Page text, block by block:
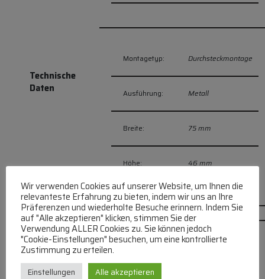
Technische
Daten
Montagetyp: Durchsteckmontage
Ausführung: Metall
Breite: 75 mm
Höhe: 46 mm
Wir verwenden Cookies auf unserer Website, um Ihnen die
relevanteste Erfahrung zu bieten, indem wir uns an Ihre
Präferenzen und wiederholte Besuche erinnern. Indem Sie
auf "Alle akzeptieren" klicken, stimmen Sie der
Verwendung ALLER Cookies zu. Sie können jedoch
"Cookie-Einstellungen" besuchen, um eine kontrollierte
Zustimmung zu erteilen.
Einstellungen Alle akzeptieren